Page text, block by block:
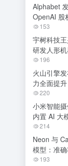
Alphabet
OpenAI 股
休止
153
宇树科技
研发人形
196
火山引擎
力全面提升
220
小米智能
内置 AI 大
214
Neon 与
模型：准
之一
193